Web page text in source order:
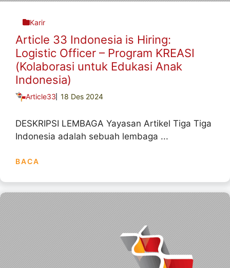
Karir
Article 33 Indonesia is Hiring:
Logistic Officer – Program KREASI
(Kolaborasi untuk Edukasi Anak
Indonesia)
Article33 18 Des 2024
DESKRIPSI LEMBAGA Yayasan Artikel Tiga Tiga
Indonesia adalah sebuah lembaga ...
BACA